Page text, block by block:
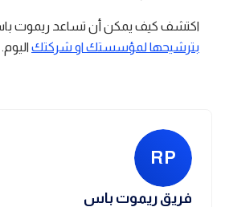
اكتشف كيف يمكن أن تساعد ريموت
بترشيحها لمؤسستك او شركتك اليوم.
RP
فريق ريموت باس